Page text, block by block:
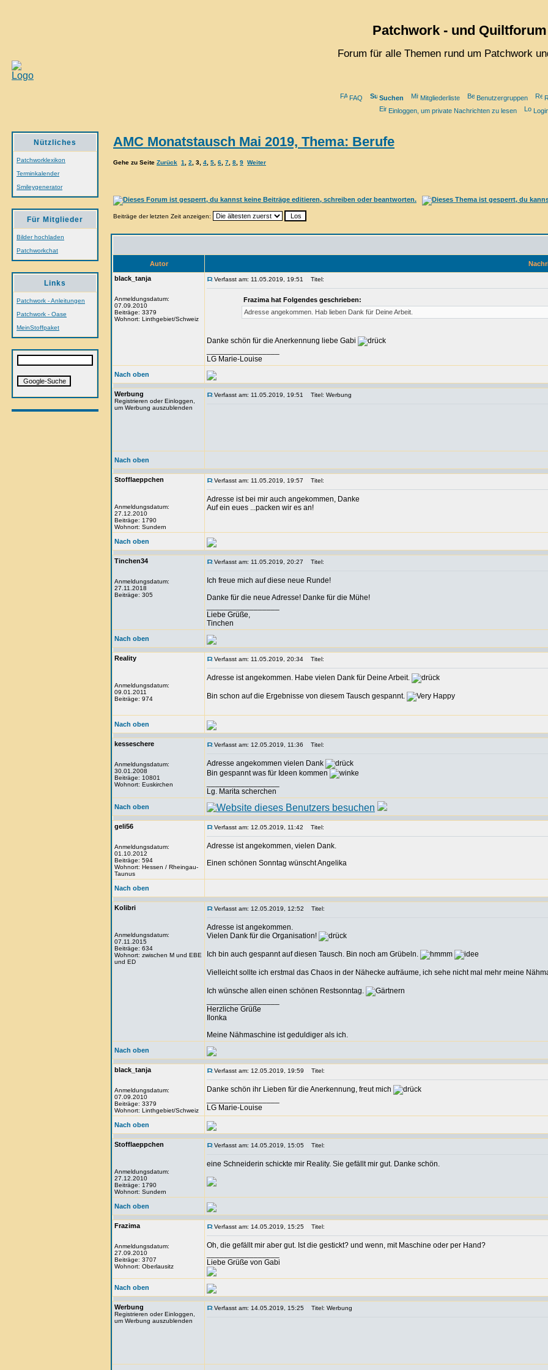
Patchwork - und Quiltforum
Forum für alle Themen rund um Patchwork
FAQ Suchen Mitgliederliste Benutzergruppen
Einloggen, um private Nachrichten zu lesen
Nützliches
Patchworklexikon
Terminkalender
Smileygenerator
Für Mitglieder
Bilder hochladen
Patchworkchat
Links
Patchwork - Anleitungen
Patchwork - Oase
MeinStoffpaket
AMC Monatstausch Mai 2019, Thema: Berufe
Gehe zu Seite Zurück 1 2 3 4 5 6 7 8 9 Weiter
Beiträge der letzten Zeit anzeigen:
Autor
black_tanja
Anmeldungsdatum:
07.09.2010
Beiträge: 3379
Wohnort: Linthgebiet/Schweiz
Verfasst am: 11.05.2019, 19:51 Titel:
Frazima hat Folgendes geschrieben:
Adresse angekommen. Hab lieben Dank für Deine Arbeit.
Danke schön für die Anerkennung liebe Gabi
LG Marie-Louise
Nach oben
Werbung
Registrieren oder Einloggen,
um Werbung auszublenden
Verfasst am: 11.05.2019, 19:51 Titel: Werbung
Nach oben
Stofflaeppchen
Anmeldungsdatum:
27.12.2010
Beiträge: 1790
Wohnort: Sundern
Verfasst am: 11.05.2019, 19:57 Titel:
Adresse ist bei mir auch angekommen, Danke
Auf ein eues ...packen wir es an!
Nach oben
Tinchen34
Anmeldungsdatum:
27.11.2018
Beiträge: 305
Verfasst am: 11.05.2019, 20:27 Titel:
Ich freue mich auf diese neue Runde!
Danke für die neue Adresse! Danke für die Mühe!
Liebe Grüße,
Tinchen
Nach oben
Reality
Anmeldungsdatum:
09.01.2011
Beiträge: 974
Verfasst am: 11.05.2019, 20:34 Titel:
Adresse ist angekommen. Habe vielen Dank für Deine Arbeit.
Bin schon auf die Ergebnisse von diesem Tausch gespannt.
Nach oben
kesseschere
Anmeldungsdatum:
30.01.2008
Beiträge: 10801
Wohnort: Euskirchen
Verfasst am: 12.05.2019, 11:36 Titel:
Adresse angekommen vielen Dank
Bin gespannt was für Ideen kommen
Lg. Marita scherchen
Nach oben
geli56
Anmeldungsdatum:
01.10.2012
Beiträge: 594
Wohnort: Hessen / Rheingau-
Taunus
Verfasst am: 12.05.2019, 11:42 Titel:
Adresse ist angekommen, vielen Dank.
Einen schönen Sonntag wünscht Angelika
Nach oben
Kolibri
Anmeldungsdatum:
07.11.2015
Beiträge: 634
Wohnort: zwischen M und EBE
und ED
Verfasst am: 12.05.2019, 12:52 Titel:
Adresse ist angekommen.
Vielen Dank für die Organisation!
Ich bin auch gespannt auf diesen Tausch. Bin noch am Grübeln.
Vielleicht sollte ich erstmal das Chaos in der Nähecke aufräume, ich sehe nicht mal mehr meine
Ich wünsche allen einen schönen Restsonntag.
Herzliche Grüße
Ilonka
Meine Nähmaschine ist geduldiger als ich.
Nach oben
black_tanja
Anmeldungsdatum:
07.09.2010
Beiträge: 3379
Wohnort: Linthgebiet/Schweiz
Verfasst am: 12.05.2019, 19:59 Titel:
Danke schön ihr Lieben für die Anerkennung, freut mich
LG Marie-Louise
Nach oben
Stofflaeppchen
Anmeldungsdatum:
27.12.2010
Beiträge: 1790
Wohnort: Sundern
Verfasst am: 14.05.2019, 15:05 Titel:
eine Schneiderin schickte mir Reality. Sie gefällt mir gut. Danke schön.
Nach oben
Frazima
Anmeldungsdatum:
27.09.2010
Beiträge: 3707
Wohnort: Oberlausitz
Verfasst am: 14.05.2019, 15:25 Titel:
Oh, die gefällt mir aber gut. Ist die gestickt? und wenn, mit Maschine oder per Hand?
Liebe Grüße von Gabi
Nach oben
Werbung
Registrieren oder Einloggen,
um Werbung auszublenden
Verfasst am: 14.05.2019, 15:25 Titel: Werbung